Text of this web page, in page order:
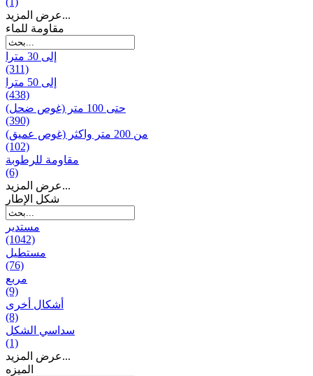
عرض المزيد...
مقاومة للماء
إلى 30 مترا
(311)
إلى 50 مترا
(438)
حتى 100 متر (غوص ضحل)
(390)
من 200 متر واکثر (غوص عميق)
(102)
مقاومة للرطوبة
(6)
عرض المزيد...
شكل الإطار
مستدير
(1042)
مستطيل
(76)
مربع
(9)
أشكال أخرى
(8)
سداسي الشكل
(1)
عرض المزيد...
المیزه